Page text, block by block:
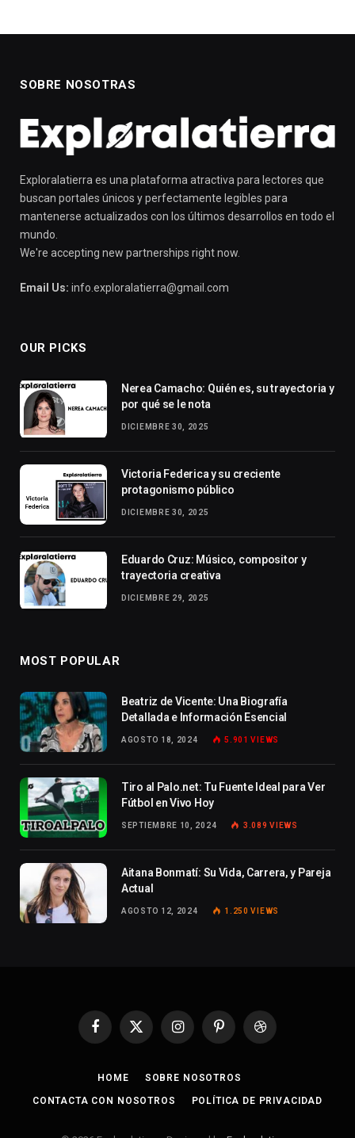
SOBRE NOSOTRAS
Exploralatierra es una plataforma atractiva para lectores que
buscan portales únicos y perfectamente legibles para
mantenerse actualizados con los últimos desarrollos en todo el
mundo.
We're accepting new partnerships right now.
Email Us: info.exploralatierra@gmail.com
OUR PICKS
Nerea Camacho: Quién es, su trayectoria y
por qué se le nota
DICIEMBRE 30, 2025
Victoria Federica y su creciente
protagonismo público
DICIEMBRE 30, 2025
Eduardo Cruz: Músico, compositor y
trayectoria creativa
DICIEMBRE 29, 2025
MOST POPULAR
Beatriz de Vicente: Una Biografía
Detallada e Información Esencial
AGOSTO 18, 2024 5.901VIEWS
Tiro al Palo.net: Tu Fuente Ideal para Ver
Fútbol en Vivo Hoy
SEPTIEMBRE 10, 2024 3.089VIEWS
Aitana Bonmatí: Su Vida, Carrera, y Pareja
Actual
AGOSTO 12, 2024 1.250VIEWS
Facebook
X
InstagramPinterestDribbble
HOME SOBRE NOSOTROS
CONTACTA CON NOSOTROS POLÍTICA DE PRIVACIDAD